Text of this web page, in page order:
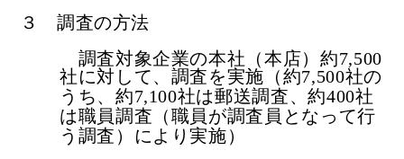
３ 調査の方法
調査対象企業の本社（本店）約7,500
社に対して、調査を実施（約7,500社の
うち、約7,100社は郵送調査、約400社
は職員調査（職員が調査員となって行
う調査）により実施）